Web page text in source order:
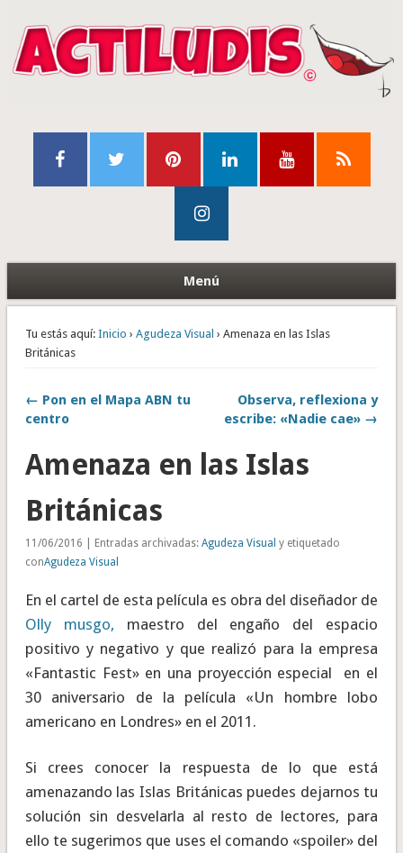
Menú
Tu estás aquí: Inicio › Agudeza Visual › Amenaza en las Islas
Británicas
← Pon en el Mapa ABN tu
centro
Observa, reflexiona y
escribe: «Nadie cae» →
Amenaza en las Islas
Británicas
11/06/2016 | Entradas archivadas: Agudeza Visual y etiquetado
conAgudeza Visual
En el cartel de esta película es obra del diseñador de
Olly musgo, maestro del engaño del espacio
positivo y negativo y que realizó para la empresa
«Fantastic Fest» en una proyección especial en el
30 aniversario de la película «Un hombre lobo
americano en Londres» en el 2011.
Si crees conocer la respuesta de lo que está
amenazando las Islas Británicas puedes dejarnos tu
solución sin desvelarla al resto de lectores, para
ello te sugerimos que uses el comando «spoiler» del